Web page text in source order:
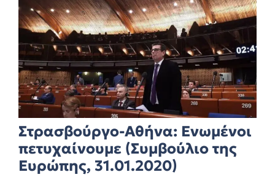
Στρασβούργο-Αθήνα: Ενωμένοι
πετυχαίνουμε (Συμβούλιο της
Ευρώπης, 31.01.2020)